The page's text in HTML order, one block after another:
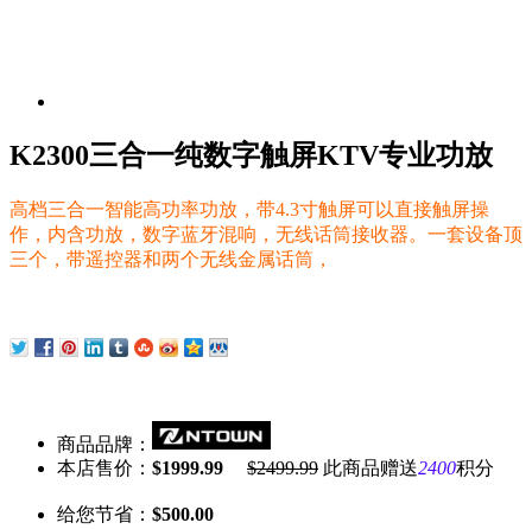
K2300三合一纯数字触屏KTV专业功放
高档三合一智能高功率功放，带4.3寸触屏可以直接触屏操
作，内含功放，数字蓝牙混响，无线话筒接收器。一套设备顶
三个，带遥控器和两个无线金属话筒，
商品品牌：
本店售价： $1999.99 $2499.99 此商品赠送2400积分
给您节省： $500.00